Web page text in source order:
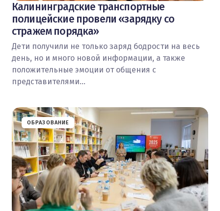
Калининградские транспортные
полицейские провели «зарядку со
стражем порядка»
Дети получили не только заряд бодрости на весь
день, но и много новой информации, а также
положительные эмоции от общения с
представителями…
ОБРАЗОВАНИЕ